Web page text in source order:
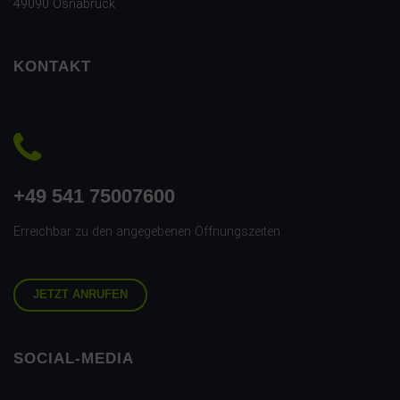
49090 Osnabrück
KONTAKT
+49 541 75007600
Erreichbar zu den angegebenen Öffnungszeiten
JETZT ANRUFEN
SOCIAL-MEDIA